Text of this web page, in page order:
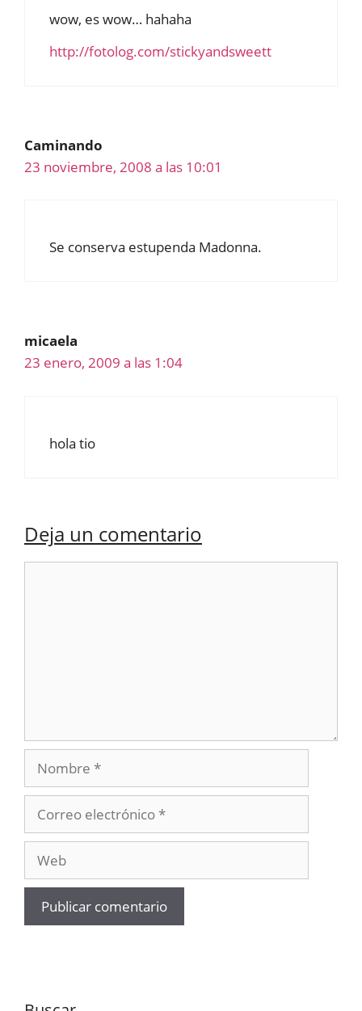
wow, es wow… hahaha
http://fotolog.com/stickyandsweett
Caminando
23 noviembre, 2008 a las 10:01
Se conserva estupenda Madonna.
micaela
23 enero, 2009 a las 1:04
hola tio
Deja un comentario
Nombre
electrónico